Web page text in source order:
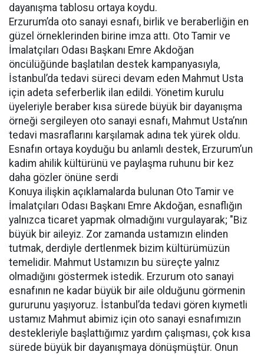
dayanışma tablosu ortaya koydu.
Erzurum’da oto sanayi esnafı, birlik ve beraberliğin en
güzel örneklerinden birine imza attı. Oto Tamir ve
İmalatçıları Odası Başkanı Emre Akdoğan
öncülüğünde başlatılan destek kampanyasıyla,
İstanbul’da tedavi süreci devam eden Mahmut Usta
için adeta seferberlik ilan edildi. Yönetim kurulu
üyeleriyle beraber kısa sürede büyük bir dayanışma
örneği sergileyen oto sanayi esnafı, Mahmut Usta’nın
tedavi masraflarını karşılamak adına tek yürek oldu.
Esnafın ortaya koyduğu bu anlamlı destek, Erzurum’un
kadim ahilik kültürünü ve paylaşma ruhunu bir kez
daha gözler önüne serdi
Konuya ilişkin açıklamalarda bulunan Oto Tamir ve
İmalatçıları Odası Başkanı Emre Akdoğan, esnaflığın
yalnızca ticaret yapmak olmadığını vurgulayarak; "Biz
büyük bir aileyiz. Zor zamanda ustamızın elinden
tutmak, derdiyle dertlenmek bizim kültürümüzün
temelidir. Mahmut Ustamızın bu süreçte yalnız
olmadığını göstermek istedik. Erzurum oto sanayi
esnafının ne kadar büyük bir aile olduğunu görmenin
gururunu yaşıyoruz. İstanbul’da tedavi gören kıymetli
ustamız Mahmut abimiz için oto sanayi esnafımızın
destekleriyle başlattığımız yardım çalışması, çok kısa
sürede büyük bir dayanışmaya dönüşmüştür. Onun